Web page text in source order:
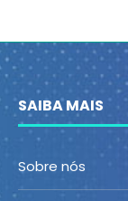
SAIBA MAIS
Sobre nós